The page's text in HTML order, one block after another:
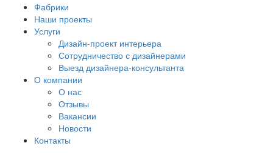
Фабрики
Наши проекты
Услуги
Дизайн-проект интерьера
Сотрудничество с дизайнерами
Выезд дизайнера-консультанта
О компании
О нас
Отзывы
Вакансии
Новости
Контакты